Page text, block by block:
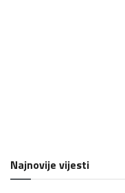
Najnovije vijesti